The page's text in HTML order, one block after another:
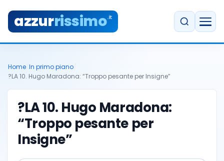
azzurrissimo.it
Home In primo piano
?LA 10. Hugo Maradona: “Troppo pesante per Insigne”
?LA 10. Hugo Maradona:
“Troppo pesante per
Insigne”